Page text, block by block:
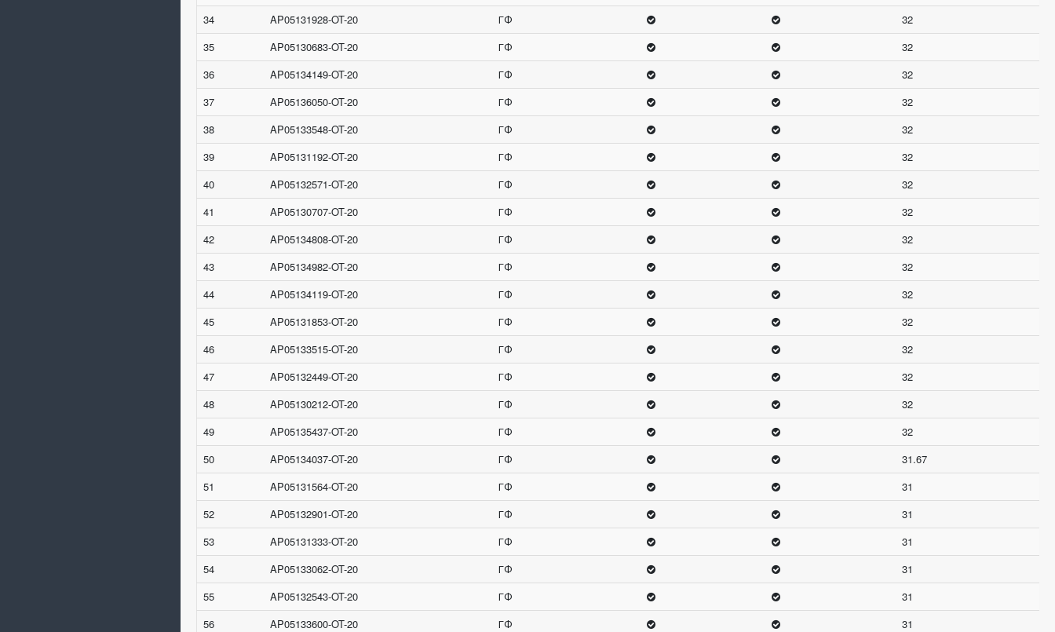
34
AP05131928-OT-20 ГФ
32
35
AP05130683-OT-20 ГФ
32
36
AP05134149-OT-20 ГФ
32
37
AP05136050-OT-20 ГФ
32
38
AP05133548-OT-20 ГФ
32
39
AP05131192-OT-20 ГФ
32
40
AP05132571-OT-20 ГФ
32
41
AP05130707-OT-20 ГФ
32
42
AP05134808-OT-20 ГФ
32
43
AP05134982-OT-20 ГФ
32
44
AP05134119-OT-20 ГФ
32
45
AP05131853-OT-20 ГФ
32
46
AP05133515-OT-20 ГФ
32
47
AP05132449-OT-20 ГФ
32
48
AP05130212-OT-20 ГФ
32
49
AP05135437-OT-20 ГФ
32
50
AP05134037-OT-20 ГФ
31.67
51
AP05131564-OT-20 ГФ
31
52
AP05132901-OT-20 ГФ
31
53
AP05131333-OT-20 ГФ
31
54
AP05133062-OT-20 ГФ
31
55
AP05132543-OT-20 ГФ
31
56
AP05133600-OT-20 ГФ
31